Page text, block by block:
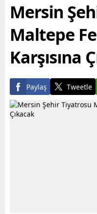
Mersin
Maltepe
Karşısına
Paylaş Tweetle